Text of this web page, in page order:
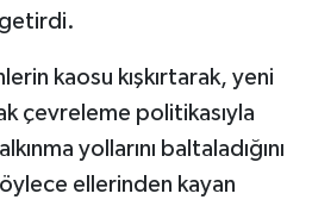
kaosu kışkırtarak, yeni
çevreleme politikasıyla
yollarını baltaladığını
ellerinden kayan